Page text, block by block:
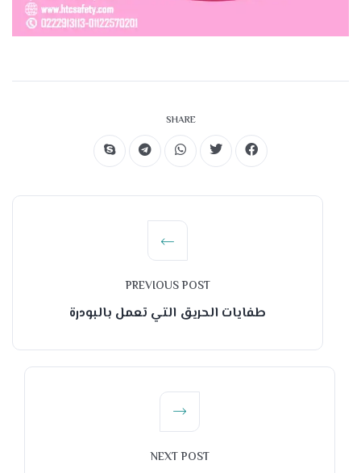
SHARE
PREVIOUS POST
طفايات الحريق التي تعمل بالبودرة
NEXT POST